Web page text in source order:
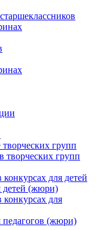
групп
творческих групп
для детей
детей (жюри)
для
педагогов (жюри)